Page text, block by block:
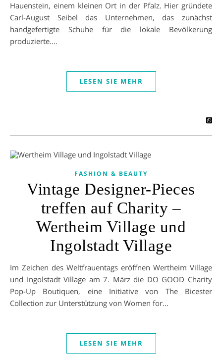
Hauenstein, einem kleinen Ort in der Pfalz. Hier gründete
Carl-August Seibel das Unternehmen, das zunächst
handgefertigte Schuhe für die lokale Bevölkerung
produzierte.…
LESEN SIE MEHR
FASHION & BEAUTY
Vintage Designer-Pieces
treffen auf Charity –
Wertheim Village und
Ingolstadt Village
Im Zeichen des Weltfrauentags eröffnen Wertheim Village
und Ingolstadt Village am 7. März die DO GOOD Charity
Pop-Up Boutiquen, eine Initiative von The Bicester
Collection zur Unterstützung von Women for…
LESEN SIE MEHR